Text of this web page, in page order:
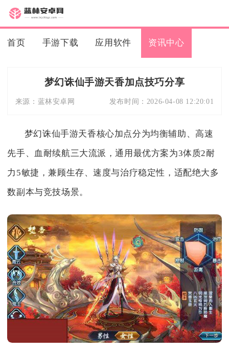
首页 手游下载 应用软件 资讯中心
梦幻诛仙手游天香加点技巧分享
来源： 蓝林安卓网 发布时间： 2026-04-08 12:20:01
梦幻诛仙手游天香核心加点分为均衡辅助、高速
先手、血耐续航三大流派，通用最优方案为3体质2耐
力5敏捷，兼顾生存、速度与治疗稳定性，适配绝大多
数副本与竞技场景。